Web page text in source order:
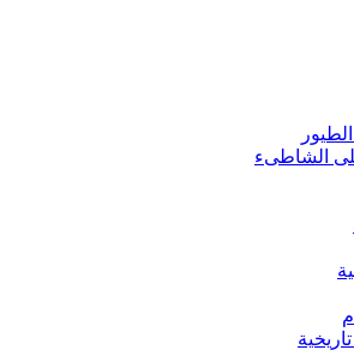
الشاطىء